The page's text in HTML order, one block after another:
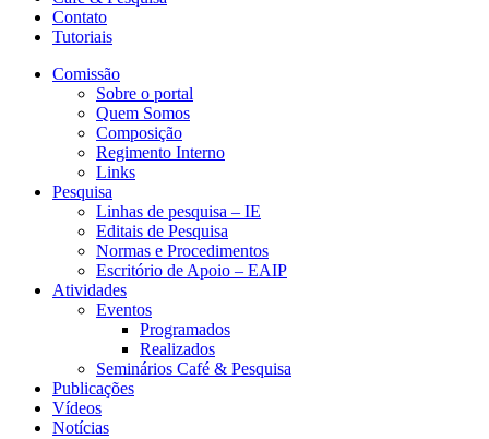
Contato
Tutoriais
Comissão
Sobre o portal
Quem Somos
Composição
Regimento Interno
Links
Pesquisa
Linhas de pesquisa – IE
Editais de Pesquisa
Normas e Procedimentos
Escritório de Apoio – EAIP
Atividades
Eventos
Programados
Realizados
Seminários Café & Pesquisa
Publicações
Vídeos
Notícias